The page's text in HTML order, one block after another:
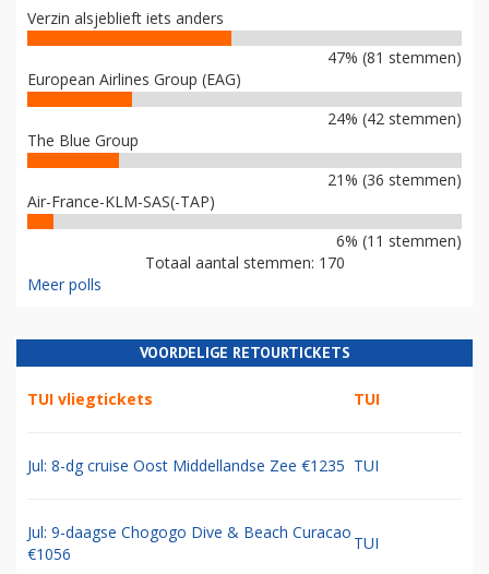
Verzin alsjeblieft iets anders
47% (81 stemmen)
European Airlines Group (EAG)
24% (42 stemmen)
The Blue Group
21% (36 stemmen)
Air-France-KLM-SAS(-TAP)
6% (11 stemmen)
Totaal aantal stemmen: 170
Meer polls
VOORDELIGE RETOURTICKETS
TUI vliegtickets TUI
Jul: 8-dg cruise Oost Middellandse Zee €1235 TUI
Jul: 9-daagse Chogogo Dive & Beach Curacao
€1056
TUI